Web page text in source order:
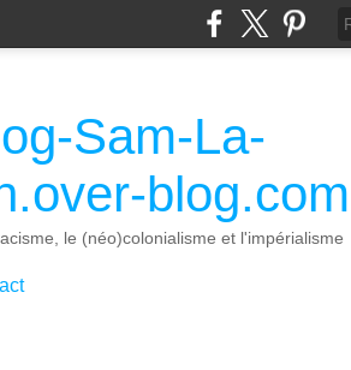
Sam-La-
blog.com
le (néo)colonialisme et l'impérialisme